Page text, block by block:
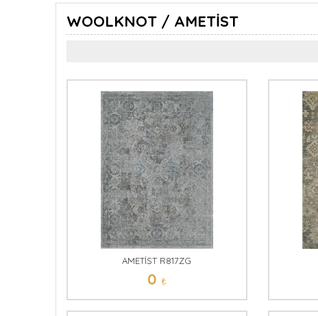
WOOLKNOT / AMETİST
AMETİST R817ZG
0 ₺